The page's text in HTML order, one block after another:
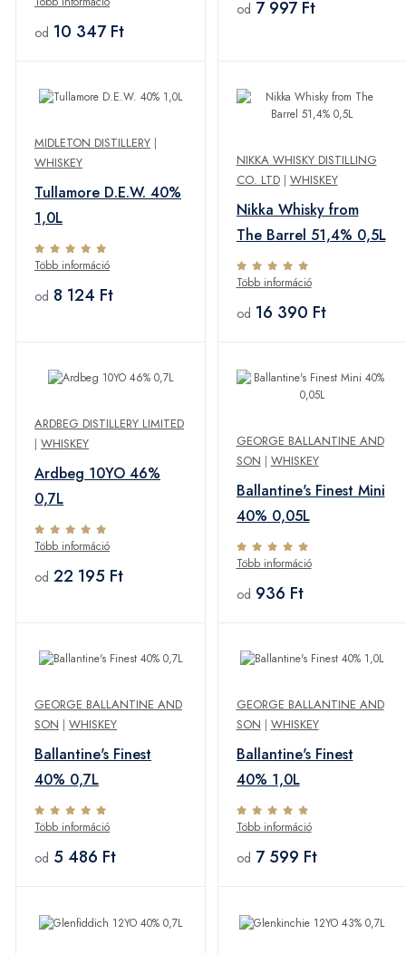
od 10 347 Ft
od 7 997 Ft
MIDLETON DISTILLERY |
WHISKEY
Tullamore D.E.W. 40%
1,0L
Több információ
od 8 124 Ft
NIKKA WHISKY DISTILLING
CO. LTD| WHISKEY
Nikka Whisky from
The Barrel 51,4% 0,5L
Több információ
od 16 390 Ft
ARDBEG DISTILLERY LIMITED
| WHISKEY
Ardbeg 10YO 46%
0,7L
Több információ
od 22 195 Ft
GEORGE BALLANTINE AND
SON | WHISKEY
Ballantine's Finest Mini
40% 0,05L
Több információ
od 936 Ft
GEORGE BALLANTINE AND
SON | WHISKEY
Ballantine's Finest
40% 0,7L
Több információ
od 5 486 Ft
GEORGE BALLANTINE AND
SON | WHISKEY
Ballantine's Finest
40% 1,0L
Több információ
od 7 599 Ft